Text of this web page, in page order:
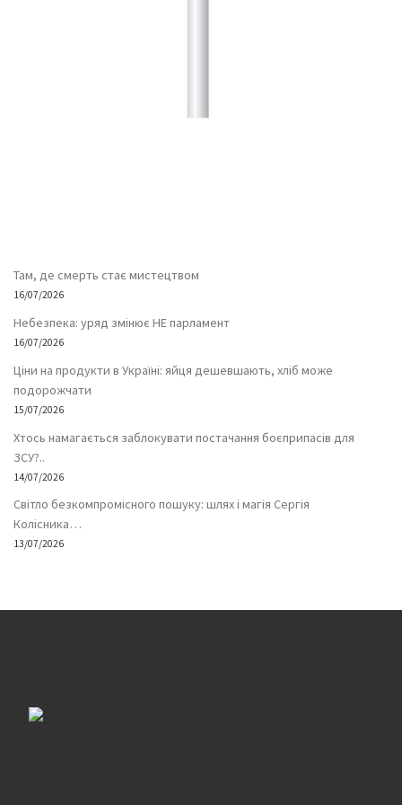
Там, де смерть стає мистецтвом
16/07/2026
Небезпека: уряд змінює НЕ парламент
16/07/2026
Ціни на продукти в Україні: яйця дешевшають, хліб може
подорожчати
15/07/2026
Хтось намагається заблокувати постачання боєприпасів для
ЗСУ?..
14/07/2026
Світло безкомпромісного пошуку: шлях і магія Сергія
Колісника…
13/07/2026